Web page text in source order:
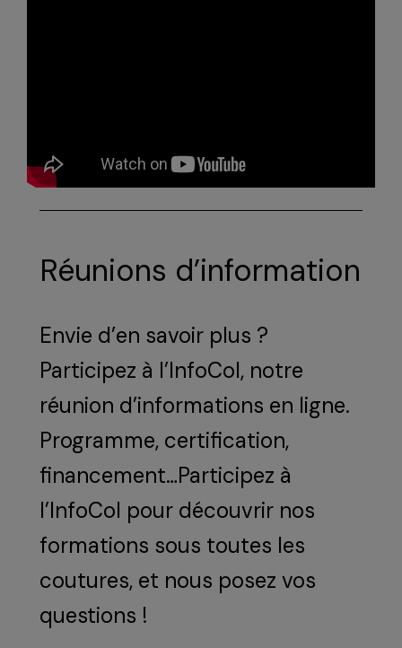
Réunions d’information
Envie d’en savoir plus ?
Participez à l’InfoCol, notre
réunion d’informations en ligne.
Programme, certification,
financement…Participez à
l’InfoCol pour découvrir nos
formations sous toutes les
coutures, et nous posez vos
questions !